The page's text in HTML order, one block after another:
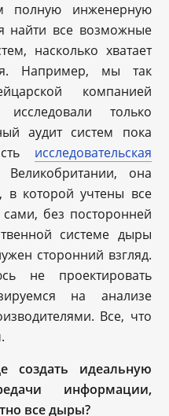
полную инженерную
найти все возможные
насколько хватает
Например, мы так
компанией
только
аудит систем пока
исследовательская
она
в которой учтены все
без посторонней
системе дыры
сторонний взгляд.
не проектировать
на анализе
Все, что
идеальную
информации,
все дыры?